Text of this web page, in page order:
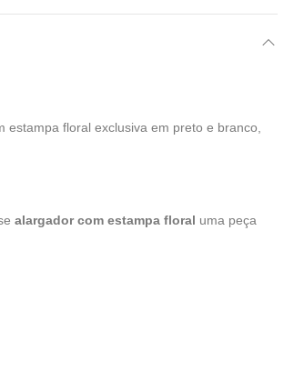
estampa floral exclusiva em preto e branco,
alargador com estampa floral uma peça